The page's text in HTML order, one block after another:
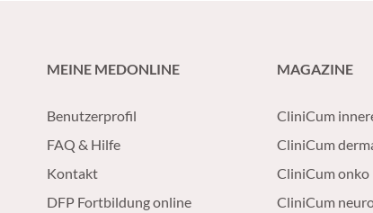
MEINE MEDONLINE
Benutzerprofil
FAQ & Hilfe
Kontakt
DFP Fortbildung online
MAGAZINE
CliniCum
CliniCum
CliniCum onko
CliniCum